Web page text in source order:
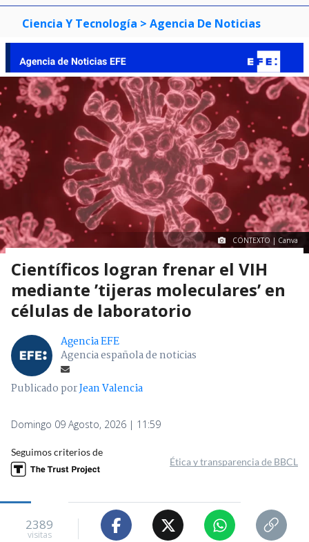
Ciencia Y Tecnología > Agencia De Noticias
CONTEXTO | Canva
Científicos logran frenar el VIH
mediante ’tijeras moleculares’ en
células de laboratorio
Agencia EFE
Agencia española de noticias
Publicado porJean Valencia
Domingo 09 Agosto, 2026 | 11:59
Seguimos criterios de
Ética y transparencia de BBCL
2389
visitas